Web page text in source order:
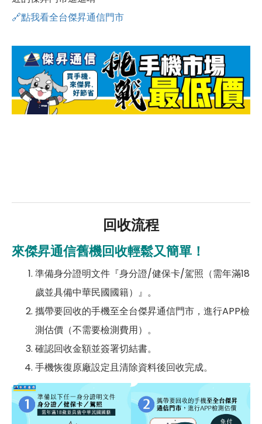
🔗點我看全台傑昇通信門市
回收流程
來傑昇通信舊機回收輕鬆又簡單！
準備身分證明文件『身分證/健保卡/駕照（需年滿18
歲並具備中華民國國籍）』。
攜帶要回收的手機至全台傑昇通信門市，進行APP檢
測估價（不需要檢測費用）。
確認回收金額並簽署切結書。
手機恢復原廠設定且清除資料後回收完成。